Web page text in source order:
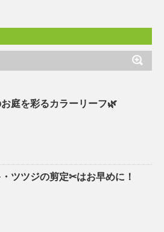
庭を彩るカラーリーフ🌿
ツツジの剪定✂はお早めに！